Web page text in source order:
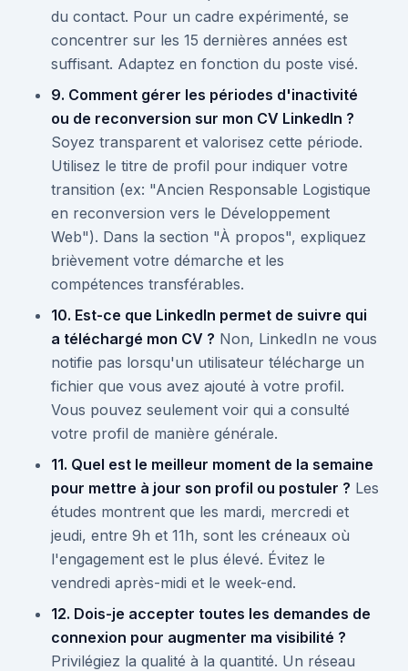
du contact. Pour un cadre expérimenté, se
concentrer sur les 15 dernières années est
suffisant. Adaptez en fonction du poste visé.
9. Comment gérer les périodes d'inactivité
ou de reconversion sur mon CV LinkedIn ?
Soyez transparent et valorisez cette période.
Utilisez le titre de profil pour indiquer votre
transition (ex: "Ancien Responsable Logistique
en reconversion vers le Développement
Web"). Dans la section "À propos", expliquez
brièvement votre démarche et les
compétences transférables.
10. Est-ce que LinkedIn permet de suivre qui
a téléchargé mon CV ? Non, LinkedIn ne vous
notifie pas lorsqu'un utilisateur télécharge un
fichier que vous avez ajouté à votre profil.
Vous pouvez seulement voir qui a consulté
votre profil de manière générale.
11. Quel est le meilleur moment de la semaine
pour mettre à jour son profil ou postuler ? Les
études montrent que les mardi, mercredi et
jeudi, entre 9h et 11h, sont les créneaux où
l'engagement est le plus élevé. Évitez le
vendredi après-midi et le week-end.
12. Dois-je accepter toutes les demandes de
connexion pour augmenter ma visibilité ?
Privilégiez la qualité à la quantité. Un réseau